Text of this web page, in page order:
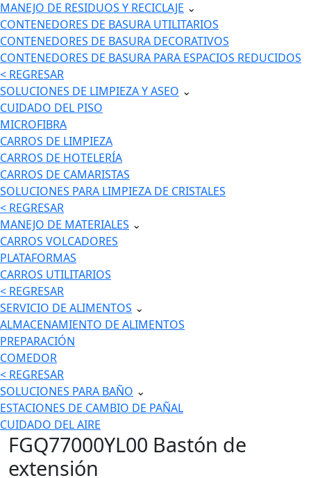
MANEJO DE RESIDUOS Y RECICLAJE ⌄
CONTENEDORES DE BASURA UTILITARIOS
CONTENEDORES DE BASURA DECORATIVOS
CONTENEDORES DE BASURA PARA ESPACIOS REDUCIDOS
< REGRESAR
SOLUCIONES DE LIMPIEZA Y ASEO ⌄
CUIDADO DEL PISO
MICROFIBRA
CARROS DE LIMPIEZA
CARROS DE HOTELERÍA
CARROS DE CAMARISTAS
SOLUCIONES PARA LIMPIEZA DE CRISTALES
< REGRESAR
MANEJO DE MATERIALES ⌄
CARROS VOLCADORES
PLATAFORMAS
CARROS UTILITARIOS
< REGRESAR
SERVICIO DE ALIMENTOS ⌄
ALMACENAMIENTO DE ALIMENTOS
PREPARACIÓN
COMEDOR
< REGRESAR
SOLUCIONES PARA BAÑO ⌄
ESTACIONES DE CAMBIO DE PAÑAL
CUIDADO DEL AIRE
FGQ77000YL00 Bastón de
extensión